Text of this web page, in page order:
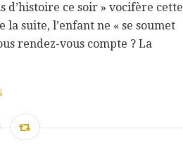
d’histoire ce soir » vocifère cette
suite, l’enfant ne « se soumet
rendez-vous compte ? La